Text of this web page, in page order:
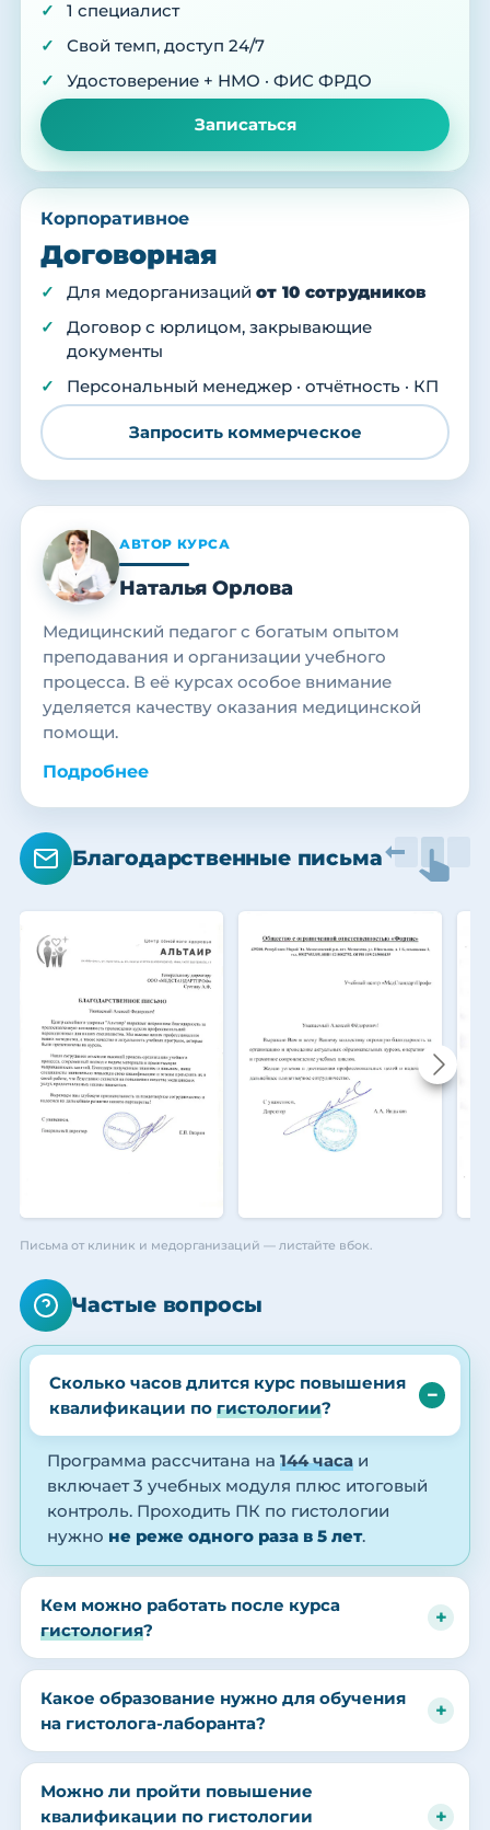
1 специалист
Свой темп, доступ 24/7
Удостоверение + НМО · ФИС ФРДО
Записаться
Корпоративное
Договорная
Для медорганизаций от 10 сотрудников
Договор с юрлицом, закрывающие
документы
Персональный менеджер · отчётность · КП
Запросить коммерческое
АВТОР КУРСА
Наталья Орлова
Медицинский педагог с богатым опытом
преподавания и организации учебного
процесса. В её курсах особое внимание
уделяется качеству оказания медицинской
помощи.
Подробнее
Благодарственные письма
Письма от клиник и медорганизаций — листайте вбок.
Частые вопросы
Сколько часов длится курс повышения
квалификации по гистологии?
Программа рассчитана на 144 часа и
включает 3 учебных модуля плюс итоговый
контроль. Проходить ПК по гистологии
нужно не реже одного раза в 5 лет.
Кем можно работать после курса
гистология?
Какое образование нужно для обучения
на гистолога-лаборанта?
Можно ли пройти повышение
квалификации по гистологии